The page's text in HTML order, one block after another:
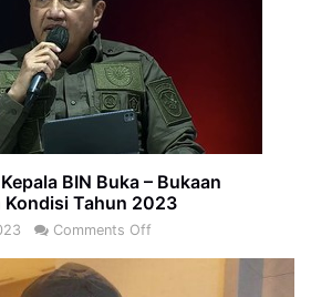
BIN Buka – Bukaan
Tahun 2023
Comments Off